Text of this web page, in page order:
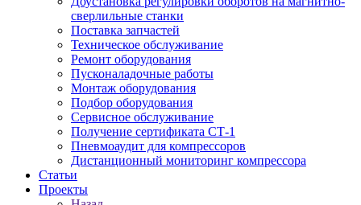
сверлильные станки
Поставка запчастей
Техническое обслуживание
Ремонт оборудования
Пусконаладочные работы
Монтаж оборудования
Подбор оборудования
Сервисное обслуживание
Получение сертификата СТ-1
Пневмоаудит для компрессоров
Дистанционный мониторинг компрессора
Статьи
Проекты